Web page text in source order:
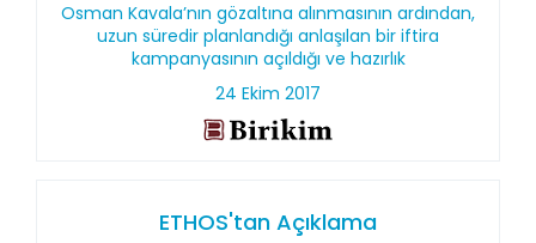
Osman Kavala’nın gözaltına alınmasının ardından,
uzun süredir planlandığı anlaşılan bir iftira
kampanyasının açıldığı ve hazırlık
24 Ekim 2017
ETHOS'tan Açıklama